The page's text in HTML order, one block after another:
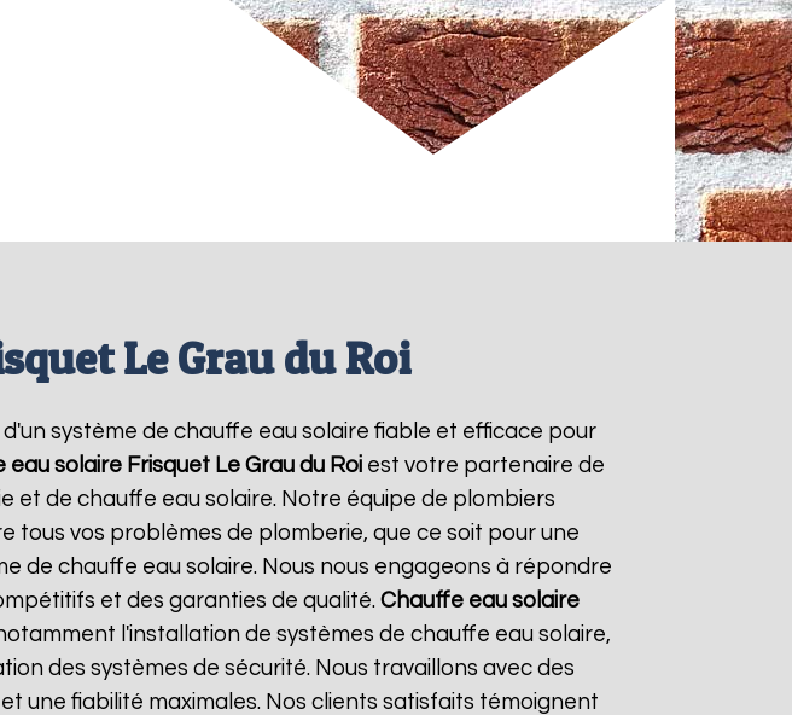
Le Grau du Roi
système de chauffe eau solaire fiable et efficace pour
eau solaire Frisquet Le Grau du Roiest votre partenaire de
et de chauffe eau solaire. Notre équipe de plombiers
vos problèmes de plomberie, que ce soit pour une
de chauffe eau solaire. Nous nous engageons à répondre
et des garanties de qualité. Chauffe eau solaire
l'installation de systèmes de chauffe eau solaire,
des systèmes de sécurité. Nous travaillons avec des
une fiabilité maximales. Nos clients satisfaits témoignent